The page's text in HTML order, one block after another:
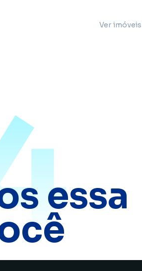
Ver imóveis
essa